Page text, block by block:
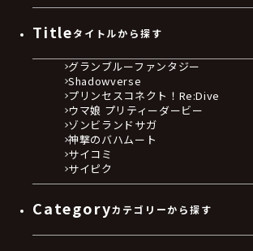
Titleタイトルから探す
グランブルーファンタジー
Shadowverse
プリンセスコネクト！Re:Dive
ウマ娘 プリティーダービー
ゾンビランドサガ
神撃のバハムート
サイコミ
サイピク
Categoryカテゴリーから探す